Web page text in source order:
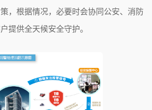
，根据情况，必要时会协同公安、消防
提供全天候安全守护。